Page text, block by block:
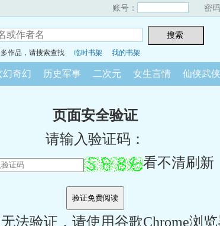
账号： 密码
作品，请搜索查找 临时书架 我的书架
幻奇幻 历史军事 二次元 女生言情 仙侠武侠
页面安全验证
请输入验证码：
看不清刷新
法验证，请使用谷歌Chrome浏览